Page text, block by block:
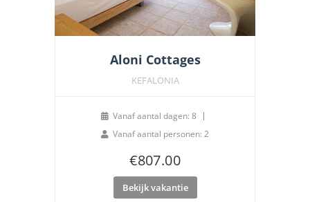
Aloni Cottages
KEFALONIA
Vanaf aantal dagen: 8
Vanaf aantal personen: 2
€807.00
Bekijk vakantie